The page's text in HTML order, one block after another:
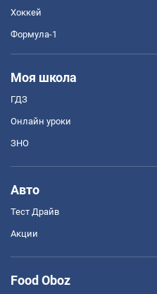
Хоккей
Формула-1
Моя школа
ГДЗ
Онлайн уроки
ЗНО
Авто
Тест Драйв
Акции
Food Oboz